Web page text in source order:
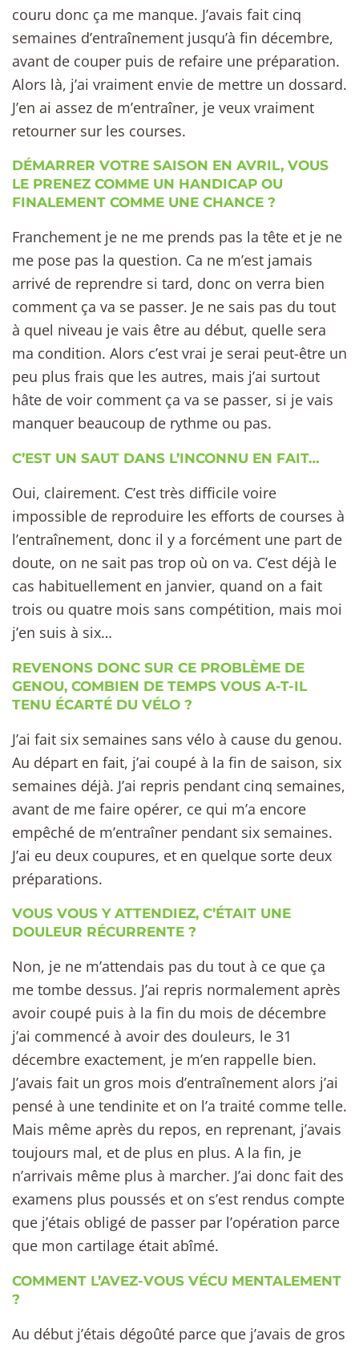
couru donc ça me manque. J’avais fait cinq
semaines d’entraînement jusqu’à fin décembre,
avant de couper puis de refaire une préparation.
Alors là, j’ai vraiment envie de mettre un dossard.
J’en ai assez de m’entraîner, je veux vraiment
retourner sur les courses.
DÉMARRER VOTRE SAISON EN AVRIL, VOUS
LE PRENEZ COMME UN HANDICAP OU
FINALEMENT COMME UNE CHANCE ?
Franchement je ne me prends pas la tête et je ne
me pose pas la question. Ca ne m’est jamais
arrivé de reprendre si tard, donc on verra bien
comment ça va se passer. Je ne sais pas du tout
à quel niveau je vais être au début, quelle sera
ma condition. Alors c’est vrai je serai peut-être un
peu plus frais que les autres, mais j’ai surtout
hâte de voir comment ça va se passer, si je vais
manquer beaucoup de rythme ou pas.
C’EST UN SAUT DANS L’INCONNU EN FAIT…
Oui, clairement. C’est très difficile voire
impossible de reproduire les efforts de courses à
l’entraînement, donc il y a forcément une part de
doute, on ne sait pas trop où on va. C’est déjà le
cas habituellement en janvier, quand on a fait
trois ou quatre mois sans compétition, mais moi
j’en suis à six…
REVENONS DONC SUR CE PROBLÈME DE
GENOU, COMBIEN DE TEMPS VOUS A-T-IL
TENU ÉCARTÉ DU VÉLO ?
J’ai fait six semaines sans vélo à cause du genou.
Au départ en fait, j’ai coupé à la fin de saison, six
semaines déjà. J’ai repris pendant cinq semaines,
avant de me faire opérer, ce qui m’a encore
empêché de m’entraîner pendant six semaines.
J’ai eu deux coupures, et en quelque sorte deux
préparations.
VOUS VOUS Y ATTENDIEZ, C’ÉTAIT UNE
DOULEUR RÉCURRENTE ?
Non, je ne m’attendais pas du tout à ce que ça
me tombe dessus. J’ai repris normalement après
avoir coupé puis à la fin du mois de décembre
j’ai commencé à avoir des douleurs, le 31
décembre exactement, je m’en rappelle bien.
J’avais fait un gros mois d’entraînement alors j’ai
pensé à une tendinite et on l’a traité comme telle.
Mais même après du repos, en reprenant, j’avais
toujours mal, et de plus en plus. A la fin, je
n’arrivais même plus à marcher. J’ai donc fait des
examens plus poussés et on s’est rendus compte
que j’étais obligé de passer par l’opération parce
que mon cartilage était abîmé.
COMMENT L’AVEZ-VOUS VÉCU MENTALEMENT
?
Au début j’étais dégoûté parce que j’avais de gros